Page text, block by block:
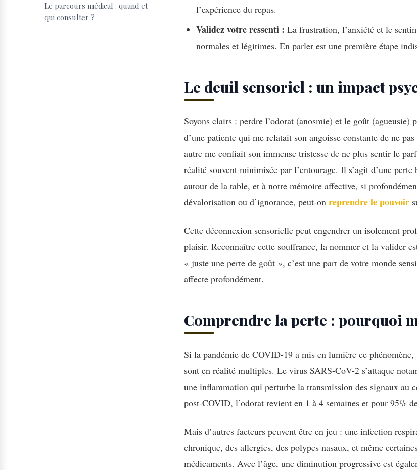
Le parcours médical : quand et
qui consulter ?
l’expérience du repas.
Validez votre ressenti : La frustration, l’anxiété et le
normales et légitimes. En parler est une première étape
Le deuil sensoriel : un impact
Soyons clairs : perdre l’odorat (anosmie) et le goût
d’une patiente qui me relatait son angoisse constante de ne
autre me confiait son immense tristesse de ne plus sentir le
réalité souvent minimisée par l’entourage. Il s’agit d’une
autour de la table, et à notre mémoire affective, si
dévalorisation ou d’ignorance, peut-on reprendre le pouvoir
Cette déconnexion sensorielle peut engendrer un isolement
plaisir. Reconnaître cette souffrance, la nommer et la valider
« juste une perte de goût », c’est une part de votre monde
affecte profondément.
Comprendre la perte : pourquoi
Si la pandémie de COVID-19 a mis en lumière ce phénomène,
sont en réalité multiples. Le virus SARS-CoV-2 s’attaque
une inflammation qui perturbe la transmission des signaux au
post-COVID, l’odorat revient en 1 à 4 semaines et pour 95%
Mais d’autres facteurs peuvent être en jeu : une infection
chronique, des allergies, des polypes nasaux, et même
médicaments. Avec l’âge, une diminution progressive est